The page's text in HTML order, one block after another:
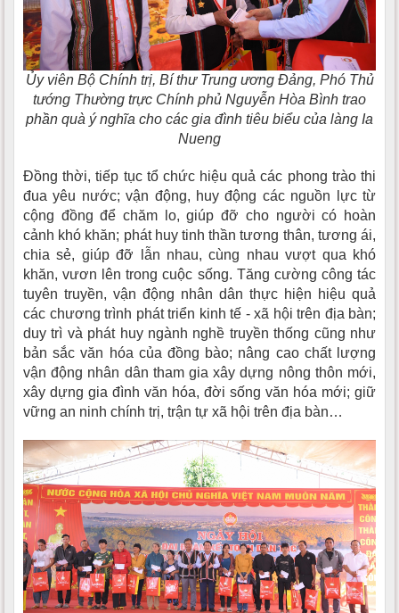
Ủy viên Bộ Chính trị, Bí thư Trung ương Đảng, Phó Thủ
tướng Thường trực Chính phủ Nguyễn Hòa Bình trao
phần quà ý nghĩa cho các gia đình tiêu biểu của làng Ia
Nueng
Đồng thời, tiếp tục tổ chức hiệu quả các phong trào thi
đua yêu nước; vận động, huy động các nguồn lực từ
cộng đồng để chăm lo, giúp đỡ cho người có hoàn
cảnh khó khăn; phát huy tinh thần tương thân, tương ái,
chia sẻ, giúp đỡ lẫn nhau, cùng nhau vượt qua khó
khăn, vươn lên trong cuộc sống. Tăng cường công tác
tuyên truyền, vận động nhân dân thực hiện hiệu quả
các chương trình phát triển kinh tế - xã hội trên địa bàn;
duy trì và phát huy ngành nghề truyền thống cũng như
bản sắc văn hóa của đồng bào; nâng cao chất lượng
vận động nhân dân tham gia xây dựng nông thôn mới,
xây dựng gia đình văn hóa, đời sống văn hóa mới; giữ
vững an ninh chính trị, trận tự xã hội trên địa bàn…